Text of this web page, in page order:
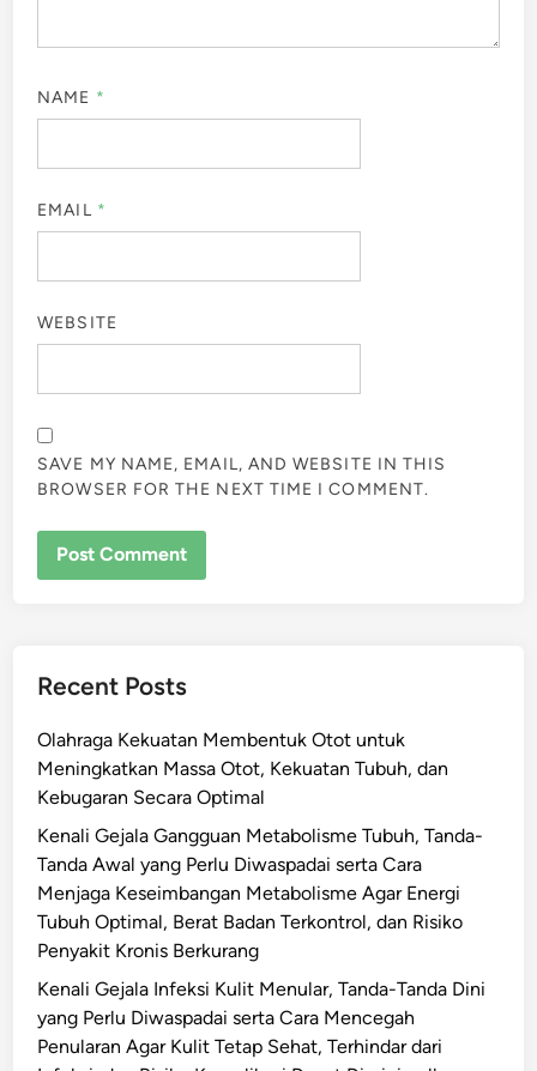
NAME *
EMAIL *
WEBSITE
SAVE MY NAME, EMAIL, AND WEBSITE IN THIS
BROWSER FOR THE NEXT TIME I COMMENT.
Recent Posts
Olahraga Kekuatan Membentuk Otot untuk
Meningkatkan Massa Otot, Kekuatan Tubuh, dan
Kebugaran Secara Optimal
Kenali Gejala Gangguan Metabolisme Tubuh, Tanda-
Tanda Awal yang Perlu Diwaspadai serta Cara
Menjaga Keseimbangan Metabolisme Agar Energi
Tubuh Optimal, Berat Badan Terkontrol, dan Risiko
Penyakit Kronis Berkurang
Kenali Gejala Infeksi Kulit Menular, Tanda-Tanda Dini
yang Perlu Diwaspadai serta Cara Mencegah
Penularan Agar Kulit Tetap Sehat, Terhindar dari